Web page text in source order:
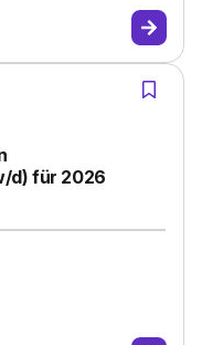
d) für 2026